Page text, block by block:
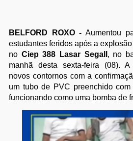
BELFORD ROXO - Aumentou
estudantes feridos após a
no Ciep 388 Lasar Segall , no
manhã desta sexta-feira (08). A
novos contornos com a
um tubo de PVC preenchido com
funcionando como uma bomba de